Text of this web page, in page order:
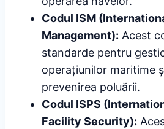
Codul ISM
Management): Acest
standarde pentru
operațiunilor maritime
prevenirea poluării.
Codul ISPS
Facility Security):